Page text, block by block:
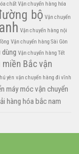
chất Vận chuyển hàng hóa
bộ Vận chuyển
Vận chuyển hàng nội
Vận chuyển hàng Sài Gòn
Vận chuyển hàng Tết
Bắcvận
yên vận chuyển hàng đi vĩnh
máy mócvận chuyển
hàng hóa bắc nam